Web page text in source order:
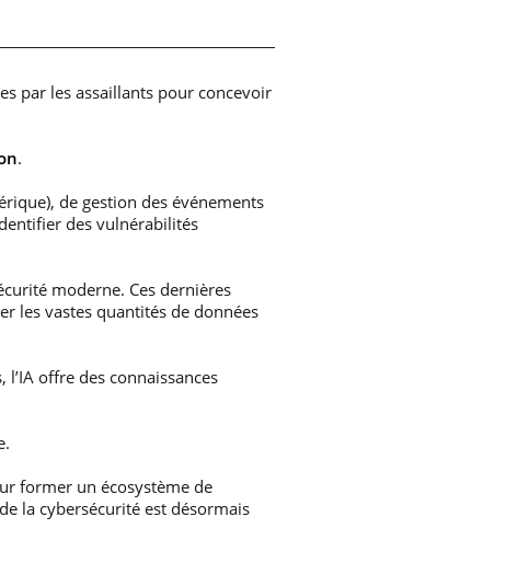
par les assaillants pour concevoir
.
de gestion des événements
des vulnérabilités
moderne. Ces dernières
les vastes quantités de données
offre des connaissances
former un écosystème de
la cybersécurité est désormais